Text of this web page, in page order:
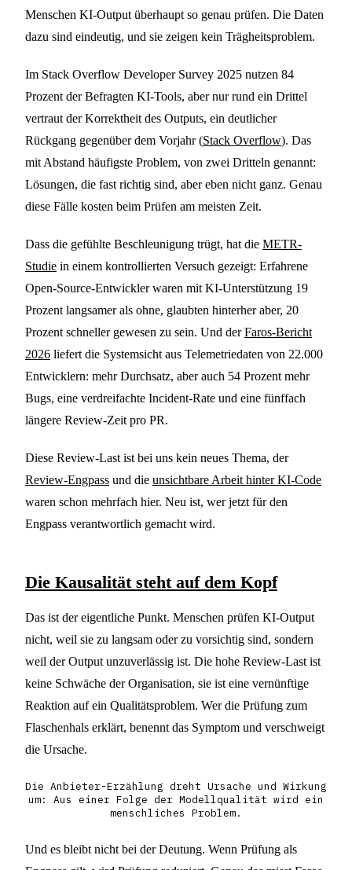
Menschen KI-Output überhaupt so genau prüfen. Die Daten
dazu sind eindeutig, und sie zeigen kein Trägheitsproblem.
Im Stack Overflow Developer Survey 2025 nutzen 84
Prozent der Befragten KI-Tools, aber nur rund ein Drittel
vertraut der Korrektheit des Outputs, ein deutlicher
Rückgang gegenüber dem Vorjahr (Stack Overflow). Das
mit Abstand häufigste Problem, von zwei Dritteln genannt:
Lösungen, die fast richtig sind, aber eben nicht ganz. Genau
diese Fälle kosten beim Prüfen am meisten Zeit.
Dass die gefühlte Beschleunigung trügt, hat die METR-
Studie in einem kontrollierten Versuch gezeigt: Erfahrene
Open-Source-Entwickler waren mit KI-Unterstützung 19
Prozent langsamer als ohne, glaubten hinterher aber, 20
Prozent schneller gewesen zu sein. Und derFaros-Bericht
2026 liefert die Systemsicht aus Telemetriedaten von 22.000
Entwicklern: mehr Durchsatz, aber auch 54 Prozent mehr
Bugs, eine verdreifachte Incident-Rate und eine fünffach
längere Review-Zeit pro PR.
Diese Review-Last ist bei uns kein neues Thema, der
Review-Engpass und die unsichtbare Arbeit hinter KI-Code
waren schon mehrfach hier. Neu ist, wer jetzt für den
Engpass verantwortlich gemacht wird.
Die Kausalität steht auf dem Kopf
Das ist der eigentliche Punkt. Menschen prüfen KI-Output
nicht, weil sie zu langsam oder zu vorsichtig sind, sondern
weil der Output unzuverlässig ist. Die hohe Review-Last ist
keine Schwäche der Organisation, sie ist eine vernünftige
Reaktion auf ein Qualitätsproblem. Wer die Prüfung zum
Flaschenhals erklärt, benennt das Symptom und verschweigt
die Ursache.
Die Anbieter-Erzählung dreht Ursache und Wirkung
um: Aus einer Folge der Modellqualität wird ein
menschliches Problem.
Und es bleibt nicht bei der Deutung. Wenn Prüfung als